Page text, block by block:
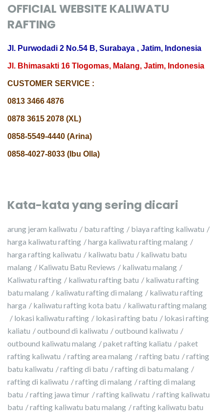
OFFICIAL WEBSITE KALIWATU
RAFTING
Jl. Purwodadi 2 No.54 B, Surabaya , Jatim, Indonesia
Jl. Bhimasakti 16 Tlogomas, Malang, Jatim, Indonesia
CUSTOMER SERVICE :
0813 3466 4876
0878 3615 2078 (XL)
0858-5549-4440 (Arina)
0858-4027-8033 (Ibu Olla)
Kata-kata yang sering dicari
arung jeram kaliwatu batu rafting
biaya rafting kaliwatu
harga kaliwatu rafting
harga kaliwatu rafting malang
harga rafting kaliwatu
kaliwatu batu
kaliwatu batu
malang
Kaliwatu Batu Reviews
kaliwatu malang
Kaliwatu rafting
kaliwatu rafting batu
kaliwatu rafting
batu malang
kaliwatu rafting di malang
kaliwatu rafting
harga
kaliwatu rafting kota batu
kaliwatu rafting malang
lokasi kaliwatu rafting
lokasi rafting batu
lokasi rafting
kaliatu
outbound di kaliwatu
outbound kaliwatu
outbound kaliwatu malang
paket rafting kaliatu
paket
rafting kaliwatu
rafting area malang rafting batu
rafting
batu kaliwatu
rafting di batu
rafting di batu malang
rafting di kaliwatu
rafting di malang
rafting di malang
batu
rafting jawa timur rafting kaliwatu
rafting kaliwatu
batu
rafting kaliwatu batu malang
rafting kaliwatu batu